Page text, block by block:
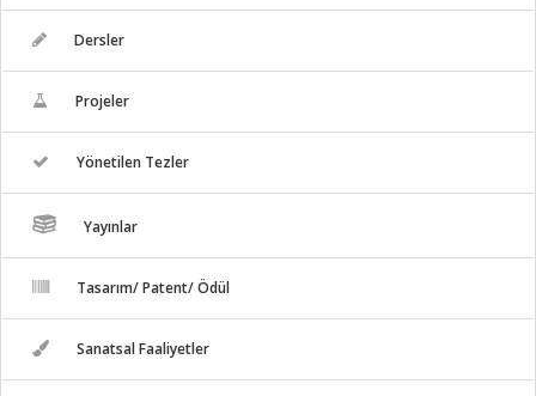
Dersler
Projeler
Yönetilen Tezler
Yayınlar
Tasarım/ Patent/ Ödül
Sanatsal Faaliyetler